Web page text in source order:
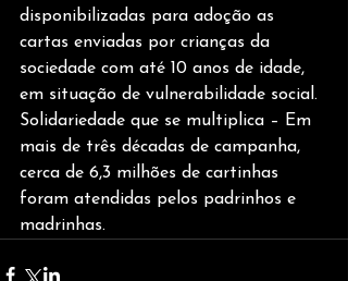
disponibilizadas para adoção as
cartas enviadas por crianças da
sociedade com até 10 anos de idade,
em situação de vulnerabilidade social.
Solidariedade que se multiplica –
Em
mais de três décadas de campanha,
cerca de 6,3 milhões de cartinhas
foram atendidas pelos padrinhos e
madrinhas.